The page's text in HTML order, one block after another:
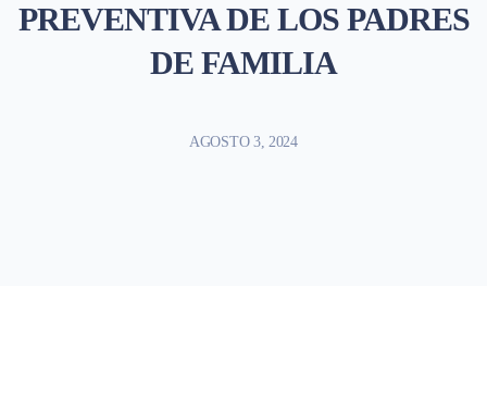
PREVENTIVA DE LOS PADRES
DE FAMILIA
AGOSTO 3, 2024